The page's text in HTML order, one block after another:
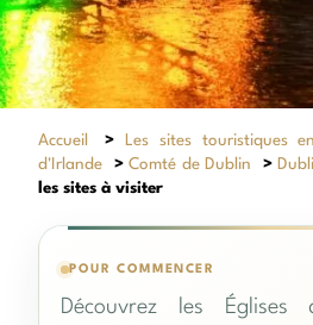
Accueil > Les sites touristiques
d'Irlande
>Comté de Dublin >
les sites à visiter
POUR COMMENCER
Découvrez les